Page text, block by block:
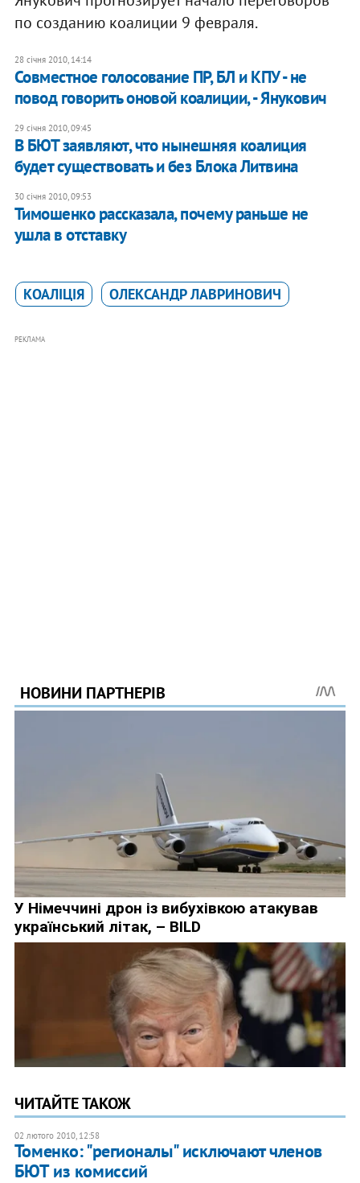
по созданию коалиции 9 февраля.
28 січня 2010, 14:14
Совместное голосование ПР, БЛ и КПУ - не
повод говорить оновой коалиции, - Янукович
29 січня 2010, 09:45
В БЮТ заявляют, что нынешняя коалиция
будет существовать и без Блока Литвина
30 січня 2010, 09:53
Тимошенко рассказала, почему раньше не
ушла в отставку
КОАЛІЦІЯ ОЛЕКСАНДР ЛАВРИНОВИЧ
РЕКЛАМА
ЧИТАЙТЕ ТАКОЖ
02 лютого 2010, 12:58
Томенко: "регионалы" исключают членов
БЮТ из комиссий